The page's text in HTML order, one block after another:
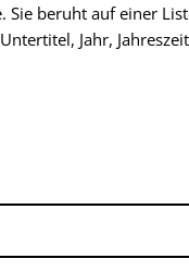
beruht auf einer
Jahr,